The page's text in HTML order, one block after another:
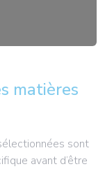
matières
sont
avant d’être